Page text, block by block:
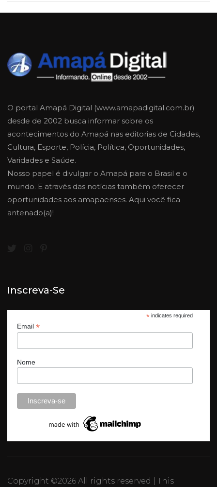
O portal Amapá Digital (www.amapadigital.com.br)
desde de 2002 busca informar sobre os
acontecimentos do Amapá nas editorias de Cidades,
Cultura, Esporte, Polícia, Política, Oportunidades,
Varidades e Saúde.
Nosso papel é divulgar o Amapá para o Brasil e o
mundo. E através das notícias também oferecer
oportunidades aos amapaenses. Aqui você fica
antenado(a)!
Inscreva-Se
*indicates required
Email *
Nome
Copyright ©2026 All rights reserved | This